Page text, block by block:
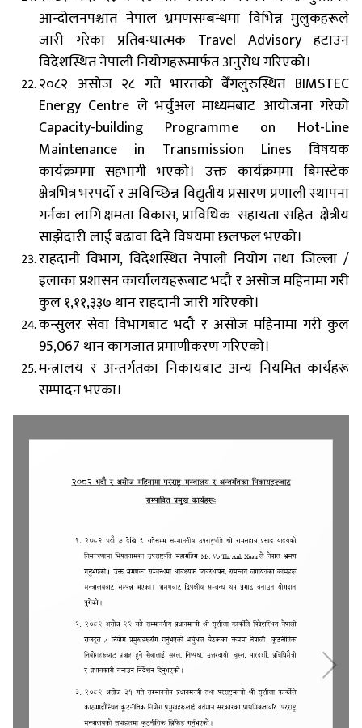
आन्दोलनपश्चात नेपाल भ्रमणसम्बन्धमा विभिन्न मुलुकहरूले
जारी गरेका प्रतिबन्धात्मक Travel Advisory हटाउन
विदेशस्थित नेपाली नियोगहरूमार्फत अनुरोध गरिएको।
२०८२ असोज २८ गते भारतको बेँगलुरुस्थित BIMSTEC
Energy Centre ले भर्चुअल माध्यमबाट आयोजना गरेको
Capacity-building Programme on Hot-Line
Maintenance in Transmission Lines विषयक
कार्यक्रममा सहभागी भएको। उक्त कार्यक्रममा बिमस्टेक
क्षेत्रभित्र भरपर्दो र अविच्छिन्न विद्युतीय प्रसारण प्रणाली स्थापना
गर्नका लागि क्षमता विकास, प्राविधिक सहायता सहित क्षेत्रीय
साझेदारी लाई बढावा दिने विषयमा छलफल भएको।
राहदानी विभाग, विदेशस्थित नेपाली नियोग तथा जिल्ला /
इलाका प्रशासन कार्यालयहरूबाट भदौ र असोज महिनामा गरी
कुल १,११,३३७ थान राहदानी जारी गरिएको।
कन्सुलर सेवा विभागबाट भदौ र असोज महिनामा गरी कुल
95,067 थान कागजात प्रमाणीकरण गरिएको।
मन्त्रालय र अन्तर्गतका निकायबाट अन्य नियमित कार्यहरू
सम्पादन भएका।